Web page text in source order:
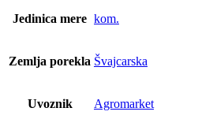
Jedinica mere kom.
Zemlja porekla Švajcarska
Uvoznik Agromarket